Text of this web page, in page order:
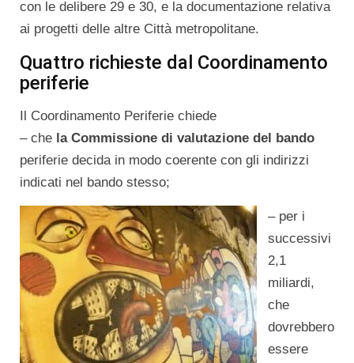
con le delibere 29 e 30, e la documentazione relativa
ai progetti delle altre Città metropolitane.
Quattro richieste dal Coordinamento
periferie
Il Coordinamento Periferie chiede
– che la Commissione di valutazione del bando
periferie decida in modo coerente con gli indirizzi
indicati nel bando stesso;
– per i
successivi
2,1
miliardi,
che
dovrebbero
essere